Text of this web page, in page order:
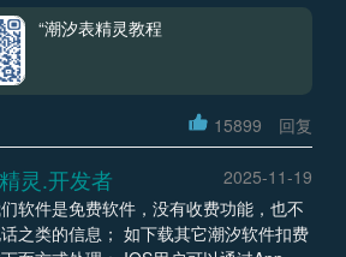
“潮汐表精灵教程
15899 回复
灵.开发者
2025-11-19
软件是免费软件，没有收费功能，也不
之类的信息； 如下载其它潮汐软件扣费